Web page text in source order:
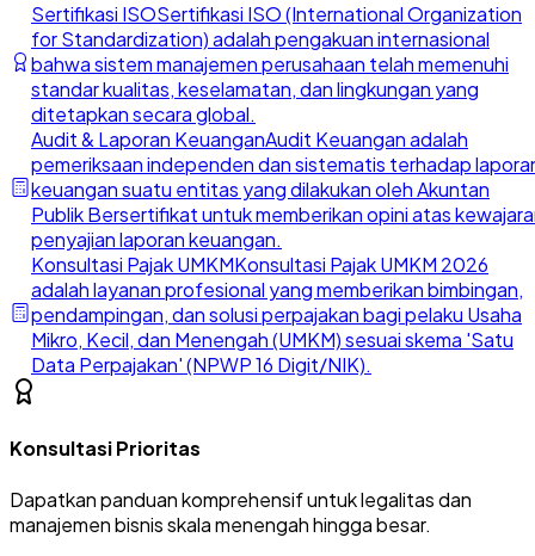
Sertifikasi ISOSertifikasi ISO (International Organization
for Standardization) adalah pengakuan internasional
bahwa sistem manajemen perusahaan telah memenuhi
standar kualitas, keselamatan, dan lingkungan yang
ditetapkan secara global.
Audit & Laporan KeuanganAudit Keuangan adalah
pemeriksaan independen dan sistematis terhadap
keuangan suatu entitas yang dilakukan oleh Akuntan
Publik Bersertifikat untuk memberikan opini atas
penyajian laporan keuangan.
Konsultasi Pajak UMKMKonsultasi Pajak UMKM 2026
adalah layanan profesional yang memberikan bimbingan,
pendampingan, dan solusi perpajakan bagi pelaku Usaha
Mikro, Kecil, dan Menengah (UMKM) sesuai skema 'Satu
Data Perpajakan' (NPWP 16 Digit/NIK).
Konsultasi Prioritas
Dapatkan panduan komprehensif untuk legalitas dan
manajemen bisnis skala menengah hingga besar.